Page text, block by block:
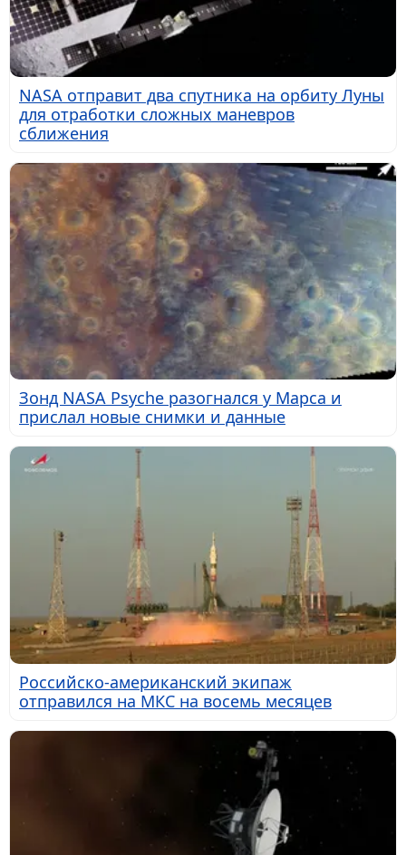
NASA отправит два спутника на орбиту Луны
для отработки сложных маневров
сближения
Зонд NASA Psyche разогнался у Марса и
прислал новые снимки и данные
Российско-американский экипаж
отправился на МКС на восемь месяцев